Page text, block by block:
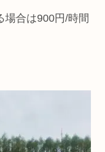
合は900円/時間